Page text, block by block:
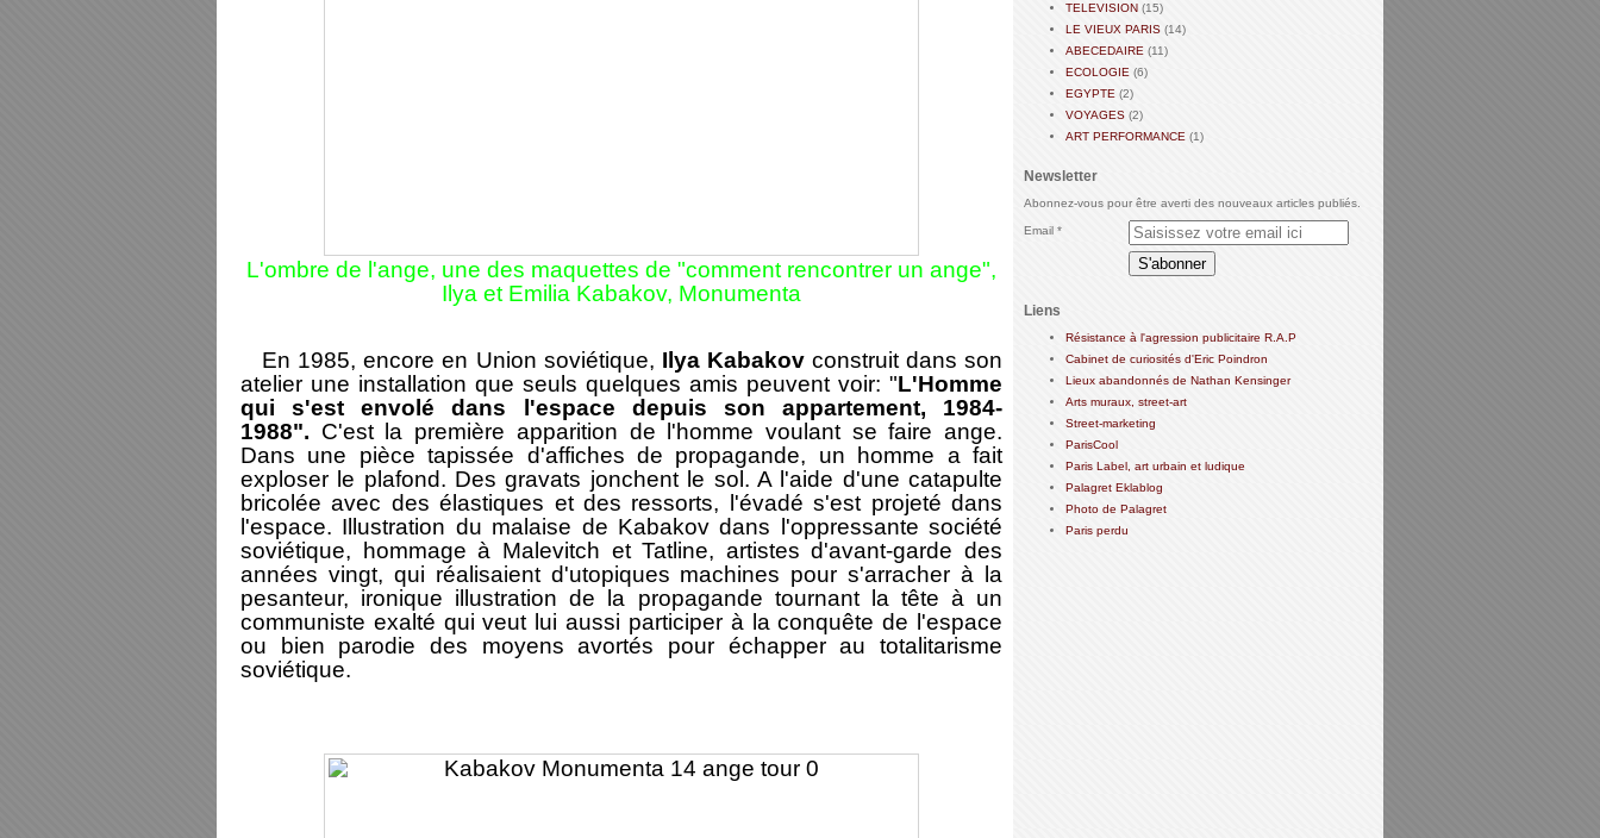
L'ombre de l'ange, une des maquettes de "comment rencontrer un ange",
Ilya et Emilia Kabakov, Monumenta
En 1985, encore en Union soviétique, Ilya Kabakovconstruit dans son
atelier une installation que seuls quelques amis peuvent voir: "L'Homme
qui s'est envolé dans l'espace depuis son appartement, 1984-
1988". C'est la première apparition de l'homme voulant se faire ange.
Dans une pièce tapissée d'affiches de propagande, un homme a fait
exploser le plafond. Des gravats jonchent le sol. A l'aide d'une catapulte
bricolée avec des élastiques et des ressorts, l'évadé s'est projeté dans
l'espace. Illustration du malaise de Kabakov dans l'oppressante société
soviétique, hommage à Malevitch et Tatline, artistes d'avant-garde des
années vingt, qui réalisaient d'utopiques machines pour s'arracher à la
pesanteur, ironique illustration de la propagande tournant la tête à un
communiste exalté qui veut lui aussi participer à la conquête de l'espace
ou bien parodie des moyens avortés pour échapper au totalitarisme
soviétique.
TELEVISION (15)
LE VIEUX PARIS (14)
ABECEDAIRE (11)
ECOLOGIE (6)
EGYPTE (2)
VOYAGES (2)
ART PERFORMANCE (1)
Newsletter
Abonnez-vous pour être averti des nouveaux articles publiés.
Email
Liens
Résistance à l'agression publicitaire R.A.P
Cabinet de curiosités d'Eric Poindron
Lieux abandonnés de Nathan Kensinger
Arts muraux, street-art
Street-marketing
ParisCool
Paris Label, art urbain et ludique
Palagret Eklablog
Photo de Palagret
Paris perdu